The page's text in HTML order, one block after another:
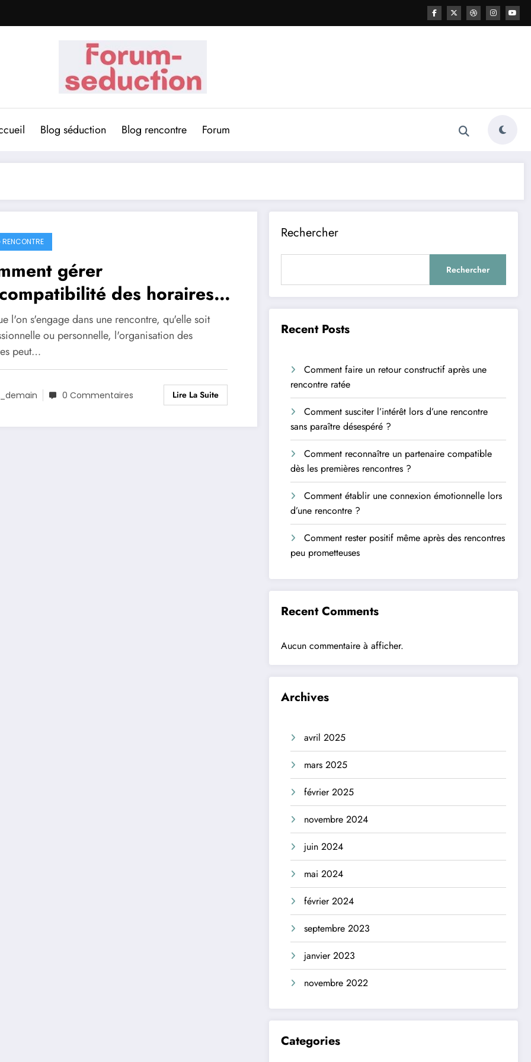
Blog séduction Blog rencontre Forum
gérer
des horaires
d’une rencontre ?
l'on s'engage dans une rencontre, qu'elle soit
ou personnelle, l'organisation des
peut…
0 Commentaires Lire La Suite
Rechercher
Rechercher
Recent Posts
Comment faire un retour constructif après une
rencontre ratée
Comment susciter l’intérêt lors d’une rencontre
sans paraître désespéré ?
Comment reconnaître un partenaire compatible
dès les premières rencontres ?
Comment établir une connexion émotionnelle lors
d’une rencontre ?
Comment rester positif même après des rencontres
peu prometteuses
Recent Comments
Aucun commentaire à afficher.
Archives
avril 2025
mars 2025
février 2025
novembre 2024
juin 2024
mai 2024
février 2024
septembre 2023
janvier 2023
novembre 2022
Categories